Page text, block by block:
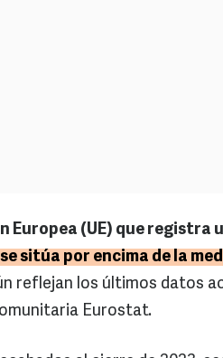
Europea (UE) que registra
se sitúa por encima de la
reflejan los últimos datos
Eurostat.